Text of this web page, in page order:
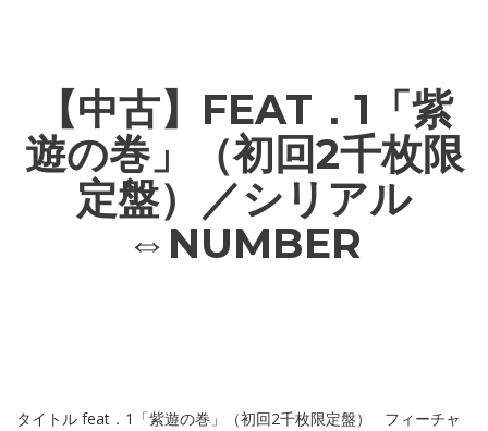
【中古】FEAT．1「紫
遊の巻」（初回2千枚限
定盤）／シリアル
⇔NUMBER
タイトル feat．1「紫遊の巻」（初回2千枚限定盤） フィーチャ